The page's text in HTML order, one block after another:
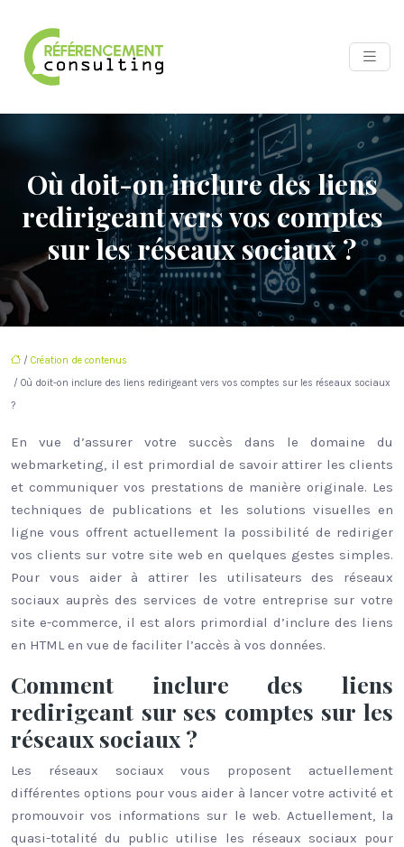
Où doit-on inclure des liens
redirigeant vers vos comptes
sur les réseaux sociaux ?
/ Création de contenus
/ Où doit-on inclure des liens redirigeant vers vos comptes sur les réseaux sociaux
?
En vue d’assurer votre succès dans le domaine du
webmarketing, il est primordial de savoir attirer les clients
et communiquer vos prestations de manière originale. Les
techniques de publications et les solutions visuelles en
ligne vous offrent actuellement la possibilité de rediriger
vos clients sur votre site web en quelques gestes simples.
Pour vous aider à attirer les utilisateurs des réseaux
sociaux auprès des services de votre entreprise sur votre
site e-commerce, il est alors primordial d’inclure des liens
en HTML en vue de faciliter l’accès à vos données.
Comment inclure des liens
redirigeant sur ses comptes sur les
réseaux sociaux ?
Les réseaux sociaux vous proposent actuellement
différentes options pour vous aider à lancer votre activité et
promouvoir vos informations sur le web. Actuellement, la
quasi-totalité du public utilise les réseaux sociaux pour